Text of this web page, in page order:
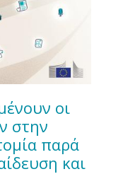
οι
στην
παρά
και